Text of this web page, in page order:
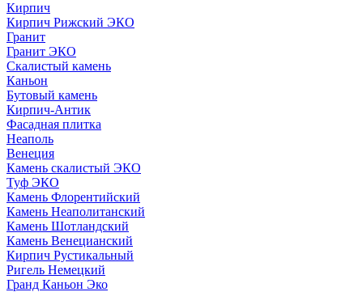
Кирпич
Кирпич Рижский ЭКО
Гранит
Гранит ЭКО
Скалистый камень
Каньон
Бутовый камень
Кирпич-Антик
Фасадная плитка
Неаполь
Венеция
Камень скалистый ЭКО
Туф ЭКО
Камень Флорентийский
Камень Неаполитанский
Камень Шотландский
Камень Венецианский
Кирпич Рустикальный
Ригель Немецкий
Гранд Каньон Эко